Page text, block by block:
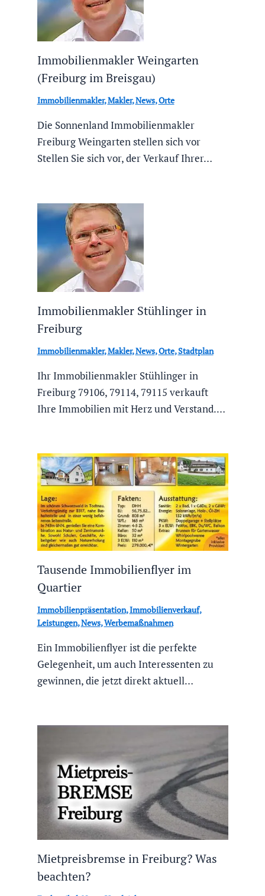
Immobilienmakler Weingarten
(Freiburg im Breisgau)
Immobilienmakler,Makler,News,Orte
Die Sonnenland Immobilienmakler
Freiburg Weingarten stellen sich vor
Stellen Sie sich vor, der Verkauf Ihrer…
Immobilienmakler Stühlinger in
Freiburg
Immobilienmakler,Makler,News,Orte,Stadtplan
Ihr Immobilienmakler Stühlinger in
Freiburg 79106, 79114, 79115 verkauft
Ihre Immobilien mit Herz und Verstand.…
Tausende Immobilienflyer im
Quartier
Immobilienpräsentation,Immobilienverkauf,
Leistungen,News,Werbemaßnahmen
Ein Immobilienflyer ist die perfekte
Gelegenheit, um auch Interessenten zu
gewinnen, die jetzt direkt aktuell…
Mietpreisbremse in Freiburg? Was
beachten?